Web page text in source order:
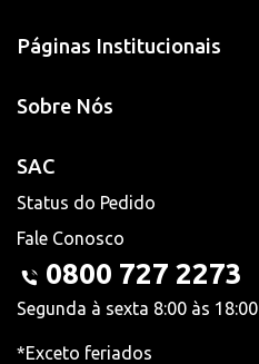
Páginas Institucionais
Sobre Nós
SAC
Status do Pedido
Fale Conosco
0800 727 2273
Segunda à sexta 8:00 às 18:00
*Exceto feriados